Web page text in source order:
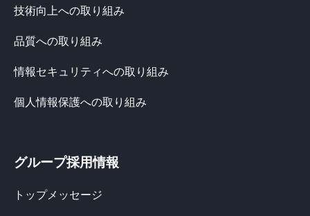
技術向上への取り組み
品質への取り組み
情報セキュリティへの取り組み
個人情報保護への取り組み
グループ採用情報
トップメッセージ